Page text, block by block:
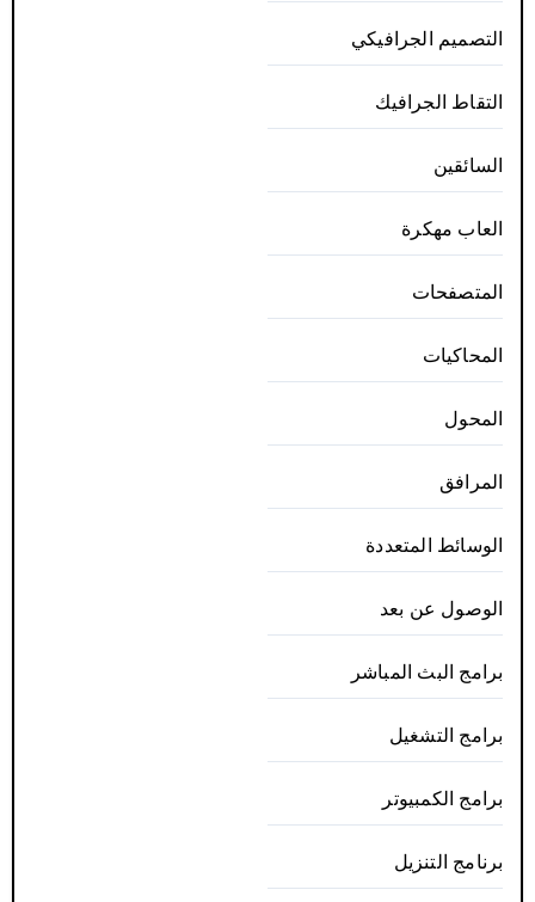
التصميم الجرافيكي
التقاط الجرافيك
السائقين
العاب مهكرة
المتصفحات
المحاكيات
المحول
المرافق
الوسائط المتعددة
الوصول عن بعد
برامج البث المباشر
برامج التشغيل
برامج الكمبيوتر
برنامج التنزيل